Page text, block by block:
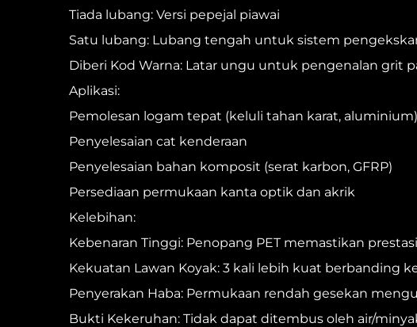
Tiada lubang: Versi pepejal piawai
Satu lubang: Lubang tengah untuk sistem
Diberi Kod Warna: Latar ungu untuk pengenalan grit
Aplikasi:
Pemolesan logam tepat (keluli tahan karat, aluminium)
Penyelesaian cat kenderaan
Penyelesaian bahan komposit (serat karbon, GFRP)
Persediaan permukaan kanta optik dan akrik
Kelebihan:
Kebenaran Tinggi: Penopang PET memastikan
Kekuatan Lawan Koyak: 3 kali lebih kuat berbanding
Penyerakan Haba: Permukaan rendah gesekan
Bukti Kekeruhan: Tidak dapat ditembus oleh air/